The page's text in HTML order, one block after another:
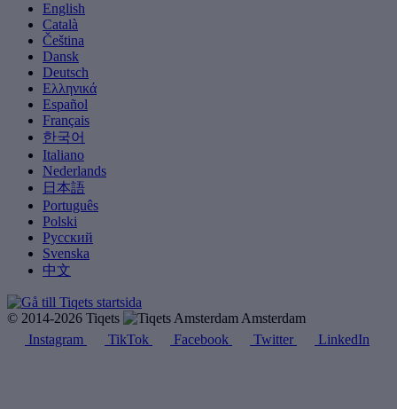
English
Català
Čeština
Dansk
Deutsch
Ελληνικά
Español
Français
한국어
Italiano
Nederlands
日本語
Português
Polski
Русский
Svenska
中文
© 2014-2026 Tiqets
Amsterdam
Instagram
TikTok Facebook Twitter LinkedIn